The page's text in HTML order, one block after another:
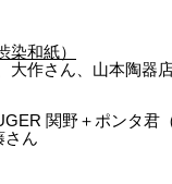
和紙）
作さん、山本陶器
関野＋ポンタ君（
ん